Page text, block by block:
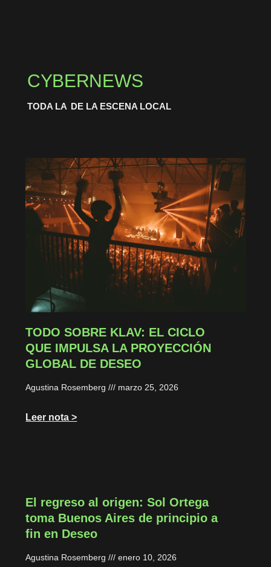
CYBERNEWS
TODA LA DE LA ESCENA LOCAL
TODO SOBRE KLAV: EL CICLO
QUE IMPULSA LA PROYECCIÓN
GLOBAL DE DESEO
Agustina Rosemberg marzo 25, 2026
Leer nota >
El regreso al origen: Sol Ortega
toma Buenos Aires de principio a
fin en Deseo
Agustina Rosemberg enero 10, 2026